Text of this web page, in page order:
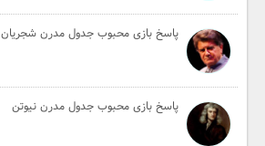
پاسخ بازی محبوب جدول مدرن شجریان
پاسخ بازی محبوب جدول مدرن نیوتن